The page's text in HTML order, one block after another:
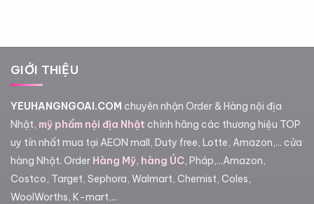
GIỚI THIỆU
YEUHANGNGOAI.COM chuyên nhận Order & Hàng nội địa
Nhật, mỹ phẩm nội địa Nhật chính hãng các thương hiệu TOP
uy tín nhất mua tại AEON mall, Duty free, Lotte, Amazon,... cửa
hàng Nhật. Order Hàng Mỹ, hàng ÚC, Pháp,...Amazon,
Costco, Target, Sephora, Walmart, Chemist, Coles,
WoolWorths, K-mart,...